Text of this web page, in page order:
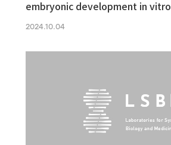
embryonic development in vitro
2024.10.04